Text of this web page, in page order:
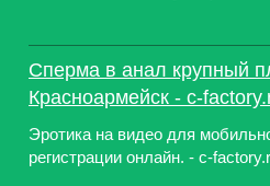
Сперма в анал крупный
Красноармейск - c-
Эротика на видео для
регистрации онлайн. - c-